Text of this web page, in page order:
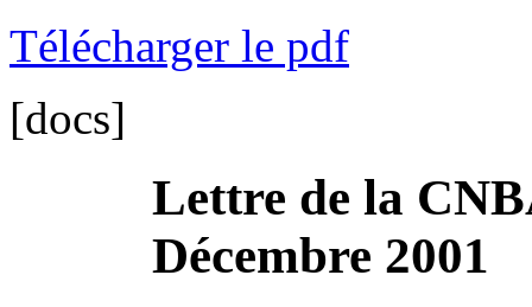
Télécharger le pdf
[docs]
Lettre de la
Décembre 2001